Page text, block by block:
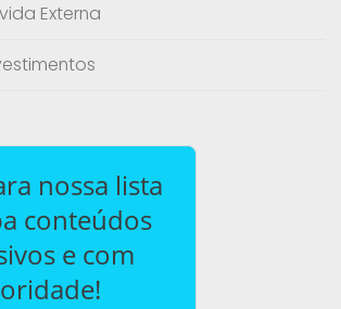
Externa
nossa lista
conteúdos
e com